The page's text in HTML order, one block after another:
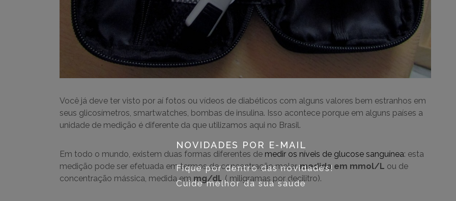
Você já deve ter visto por aí fotos ou vídeos de diabéticos com alguns valores bem estranhos em
seus glicosímetros, smartwatches, bombas de insulina. Isso acontece porque em alguns países a
unidade de medição é diferente da que utilizamos aqui no Brasil.
Em todo o mundo, existem duas formas diferentes de medir os níveis de glucose sanguínea: esta
medição pode ser efetuada em termos de concentração molar,medida em mmol/L ou de
concentração mássica, medida em mg/dL ( miligramas por decilitro).
NOVIDADES POR E-MAIL
Fique por dentro das novidades!
Cuide melhor da sua saúde